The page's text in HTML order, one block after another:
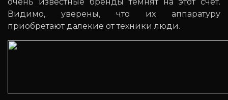
Видимо, уверены, что их аппаратуру
приобретают далекие от техники люди.